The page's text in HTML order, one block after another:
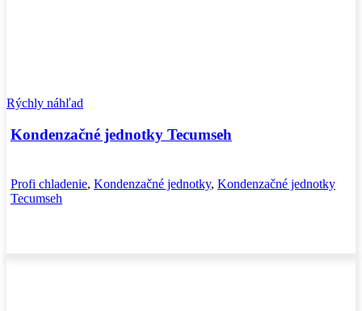
Rýchly náhľad
Kondenzačné jednotky Tecumseh
Profi chladenie, Kondenzačné jednotky, Kondenzačné jednotky
Tecumseh